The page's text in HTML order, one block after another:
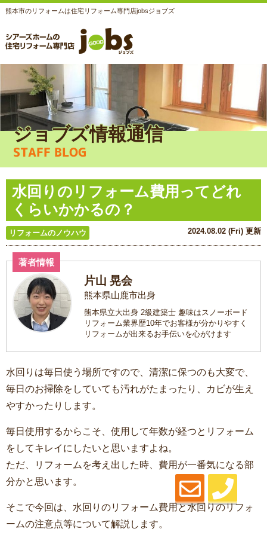
熊本市のリフォームは住宅リフォーム専門店jobsジョブズ
ジョブズ情報通信
STAFF BLOG
水回りのリフォーム費用ってどれ
くらいかかるの？
リフォームのノウハウ 2024.08.02 (Fri) 更新
著者情報
片山 晃会
熊本県山鹿市出身
熊本県立大出身 2級建築士 趣味はスノーボード
リフォーム業界歴10年でお客様が分かりやすく
リフォームが出来るお手伝いを心がけます
水回りは毎日使う場所ですので、清潔に保つのも大変で、
毎日のお掃除をしていても汚れがたまったり、カビが生え
やすかったりします。
毎日使用するからこそ、使用して年数が経つとリフォーム
をしてキレイにしたいと思いますよね。
ただ、リフォームを考え出した時、費用が一番気になる部
分かと思います。
そこで今回は、水回りのリフォーム費用と水回りのリフォ
ームの注意点等について解説します。